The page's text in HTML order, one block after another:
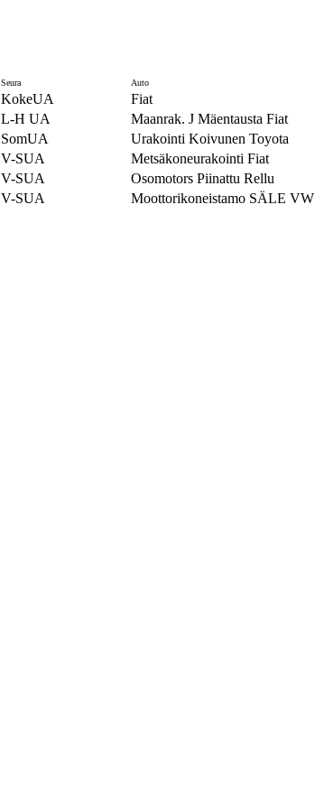
Seura Auto
KokeUA Fiat
L-H UA Maanrak. J Mäentausta Fiat
SomUA Urakointi Koivunen Toyota
V-SUA Metsäkoneurakointi Fiat
V-SUA Osomotors Piinattu Rellu
V-SUA Moottorikoneistamo SÄLE VW